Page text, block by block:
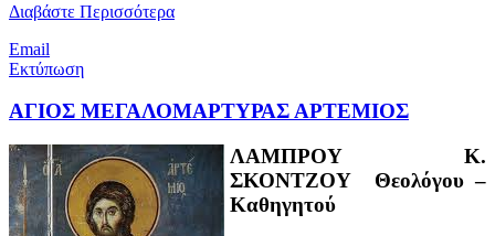
Διαβάστε Περισσότερα
Email
Εκτύπωση
ΑΓΙΟΣ ΜΕΓΑΛΟΜΑΡΤΥΡΑΣ ΑΡΤΕΜΙΟΣ
ΛΑΜΠΡΟΥ Κ.
ΣΚΟΝΤΖΟΥ Θεολόγου –
Καθηγητού